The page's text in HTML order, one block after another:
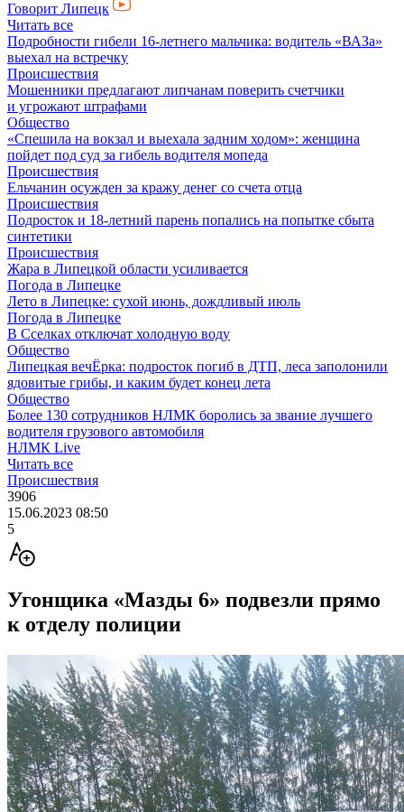
Говорит Липецк
Читать все
Подробности гибели 16-летнего мальчика: водитель «ВАЗа»
выехал на встречку
Происшествия
Мошенники предлагают липчанам поверить счетчики
и угрожают штрафами
Общество
«Спешила на вокзал и выехала задним ходом»: женщина
пойдет под суд за гибель водителя мопеда
Происшествия
Ельчанин осужден за кражу денег со счета отца
Происшествия
Подросток и 18-летний парень попались на попытке сбыта
синтетики
Происшествия
Жара в Липецкой области усиливается
Погода в Липецке
Лето в Липецке: сухой июнь, дождливый июль
Погода в Липецке
В Сселках отключат холодную воду
Общество
Липецкая вечЁрка: подросток погиб в ДТП, леса заполонили
ядовитые грибы, и каким будет конец лета
Общество
Более 130 сотрудников НЛМК боролись за звание лучшего
водителя грузового автомобиля
НЛМК Live
Читать все
Происшествия
3906
15.06.2023 08:50
5
Угонщика «Мазды 6» подвезли прямо
к отделу полиции